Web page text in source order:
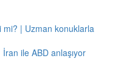
| Uzman konuklarla
ile ABD anlaşıyor